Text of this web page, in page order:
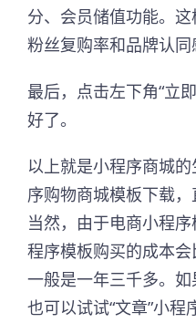
分、会员储值功能。
粉丝复购率和品牌认同
最后，点击左下角“立
好了。
以上就是小程序商城
序购物商城模板下载，
当然，由于电商小程
程序模板购买的成本会
一般是一年三千多。如
也可以试试“文章”小